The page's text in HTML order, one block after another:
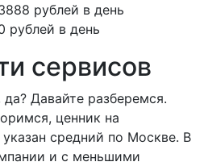
рублей в день
рублей в день
сервисов
Давайте разберемся.
ценник на
средний по Москве. В
и с меньшими